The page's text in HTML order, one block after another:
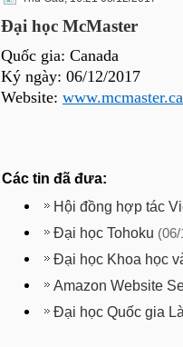
Đại học McMaster
Quốc gia: Canada
Ký ngày: 06/12/2017
Website:
Các tin đã đưa:
Hội đồng hợp tác
Đại học Tohoku
Đại học Khoa học
Amazon Website
Đại học Quốc gia